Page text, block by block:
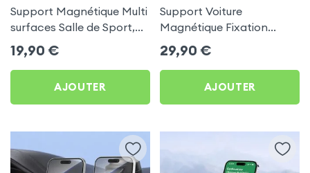
Support Magnétique Multi
surfaces Salle de Sport,
frigo pour Samsung
Galaxy A03
19,90 €
AJOUTER
Support Voiture
Magnétique Fixation
Porte-gobelet pour
Samsung Galaxy A03
29,90 €
AJOUTER